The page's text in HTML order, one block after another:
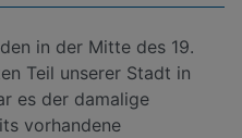
in der Mitte des 19.
Teil unserer Stadt in
es der damalige
vorhandene